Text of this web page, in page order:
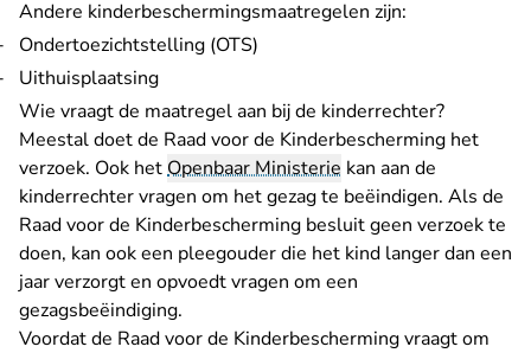
Andere kinderbeschermingsmaatregelen zijn:
Ondertoezichtstelling (OTS)
Uithuisplaatsing
Wie vraagt de maatregel aan bij de kinderrechter?
Meestal doet de Raad voor de Kinderbescherming het
verzoek. Ook hetOpenbaar Ministerie kan aan de
kinderrechter vragen om het gezag te beëindigen. Als de
Raad voor de Kinderbescherming besluit geen verzoek te
doen, kan ook een pleegouder die het kind langer dan een
jaar verzorgt en opvoedt vragen om een
gezagsbeëindiging.
Voordat de Raad voor de Kinderbescherming vraagt om